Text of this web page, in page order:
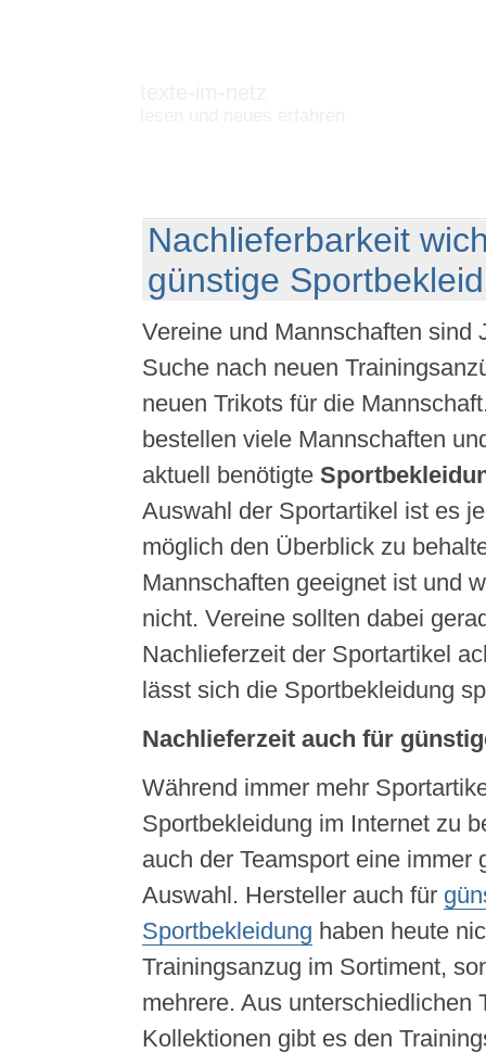
Nachlieferbarkeit
günstige
Vereine und Mannschaften sind
Suche nach neuen
neuen Trikots für die
bestellen viele Mannschaften
aktuell benötigte
Auswahl der Sportartikel ist es
möglich den Überblick zu
Mannschaften geeignet ist und
nicht. Vereine sollten dabei
Nachlieferzeit der Sportartikel
lässt sich die Sportbekleidung
Nachlieferzeit auch für
Während immer mehr
Sportbekleidung im Internet zu
auch der Teamsport eine immer
Auswahl. Hersteller auch für
Sportbekleidung haben heute
Trainingsanzug im Sortiment,
mehrere. Aus unterschiedlichen
Kollektionen gibt es den